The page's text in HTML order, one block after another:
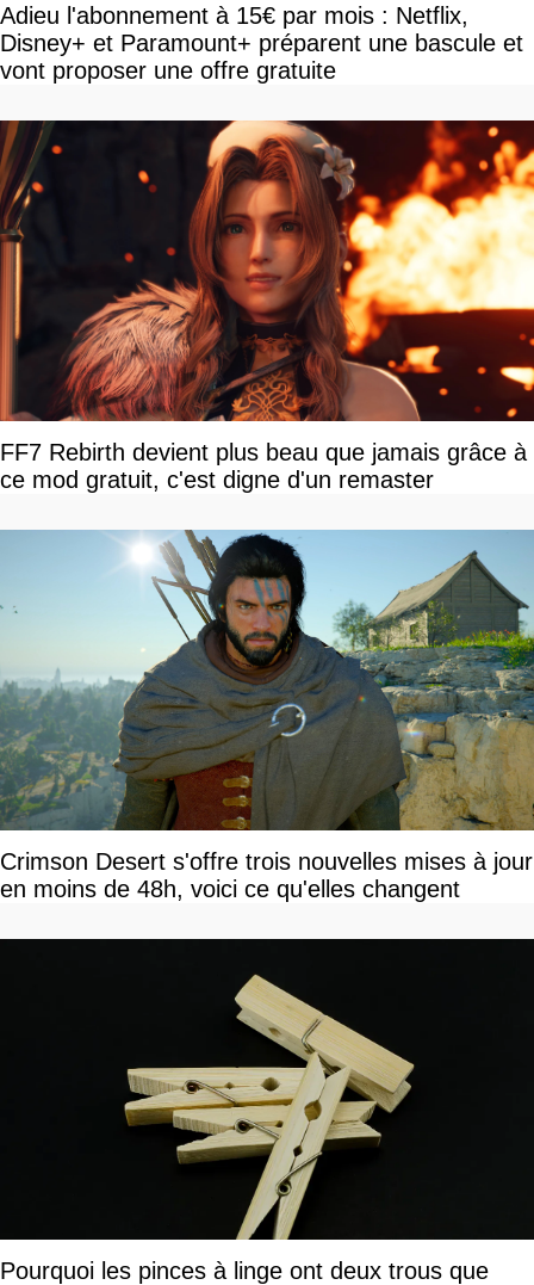
Adieu l'abonnement à 15€ par mois : Netflix,
Disney+ et Paramount+ préparent une bascule et
vont proposer une offre gratuite
FF7 Rebirth devient plus beau que jamais grâce à
ce mod gratuit, c'est digne d'un remaster
Crimson Desert s'offre trois nouvelles mises à jour
en moins de 48h, voici ce qu'elles changent
Pourquoi les pinces à linge ont deux trous que